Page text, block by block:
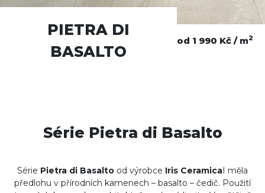
PIETRA DI
BASALTO
od 1 990 Kč / m2
Série Pietra di Basalto
Série Pietra di Basalto od výrobce Iris CeramicaI měla
předlohu v přírodních kamenech – basalto – čedič. Použití